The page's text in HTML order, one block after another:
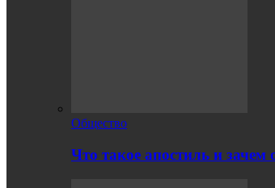
Общество
Что такое апостиль и